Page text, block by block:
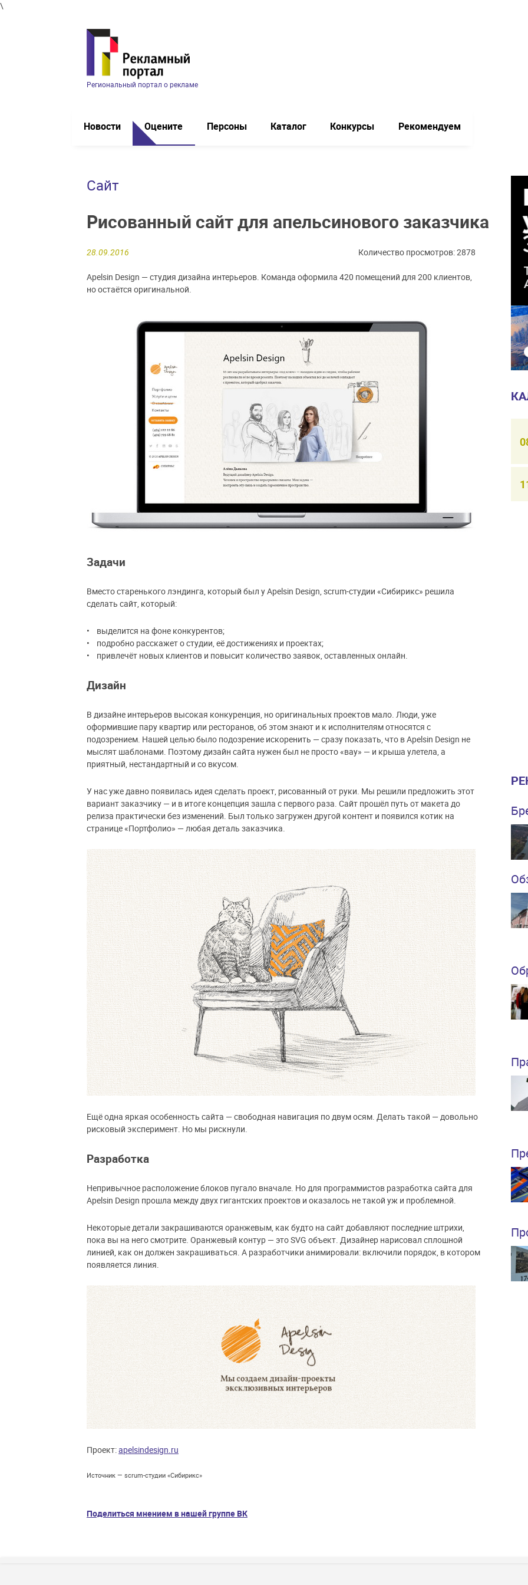
\
Региональный портал о рекламе
Новости Оцените Персоны Каталог Конкурсы Рекомендуем
Сайт
Рисованный сайт для апельсинового заказчика
28.09.2016 Количество просмотров: 2878
Apelsin Design — студия дизайна интерьеров. Команда оформила 420 помещений для 200 клиентов,
но остаётся оригинальной.
Задачи
Вместо старенького лэндинга, который был у Apelsin Design, scrum-студии «Сибирикс» решила
сделать сайт, который:
• выделится на фоне конкурентов;
• подробно расскажет о студии, её достижениях и проектах;
• привлечёт новых клиентов и повысит количество заявок, оставленных онлайн.
Дизайн
В дизайне интерьеров высокая конкуренция, но оригинальных проектов мало. Люди, уже
оформившие пару квартир или ресторанов, об этом знают и к исполнителям относятся с
подозрением. Нашей целью было подозрение искоренить — сразу показать, что в Apelsin Design не
мыслят шаблонами. Поэтому дизайн сайта нужен был не просто «вау» — и крыша улетела, а
приятный, нестандартный и со вкусом.
У нас уже давно появилась идея сделать проект, рисованный от руки. Мы решили предложить этот
вариант заказчику — и в итоге концепция зашла с первого раза. Сайт прошёл путь от макета до
релиза практически без изменений. Был только загружен другой контент и появился котик на
странице «Портфолио» — любая деталь заказчика.
Ещё одна яркая особенность сайта — свободная навигация по двум осям. Делать такой — довольно
рисковый эксперимент. Но мы рискнули.
Разработка
Непривычное расположение блоков пугало вначале. Но для программистов разработка сайта для
Apelsin Design прошла между двух гигантских проектов и оказалось не такой уж и проблемной.
Некоторые детали закрашиваются оранжевым, как будто на сайт добавляют последние штрихи,
пока вы на него смотрите. Оранжевый контур — это SVG объект. Дизайнер нарисовал сплошной
линией, как он должен закрашиваться. А разработчики анимировали: включили порядок, в котором
появляется линия.
Проект:apelsindesign.ru
Источник — scrum-студии «Сибирикс»
Поделиться мнением в нашей группе ВК